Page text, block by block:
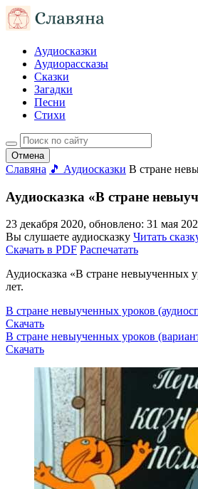
Аудиосказки
Аудиорассказы
Сказки
Загадки
Песни
Стихи
Отмена
Славяна 🎵 Аудиосказки В стране
Аудиосказка «В стране
23 декабря 2020, обновлено: 31 мая
Вы слушаете аудиосказку Читать
Скачать в PDF Распечатать
Аудиосказка «В стране невыученных
лет.
В стране невыученных уроков
Скачать
В стране невыученных уроков
Скачать